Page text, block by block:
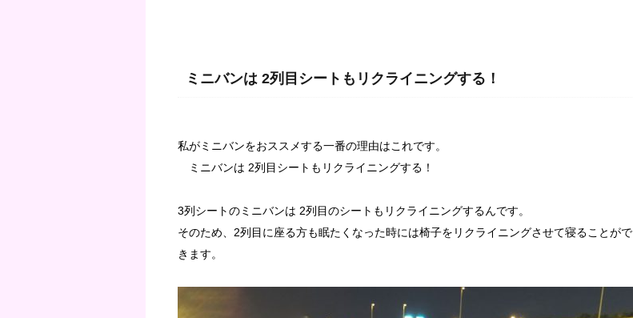
ミニバンは 2列目シートもリクライニングする！
私がミニバンをおススメする一番の理由はこれです。
ミニバンは 2列目シートもリクライニングする！
3列シートのミニバンは 2列目のシートもリクライニングするんです。
そのため、2列目に座る方も眠たくなった時には椅子をリクライニングさせて寝ることがで
きます。